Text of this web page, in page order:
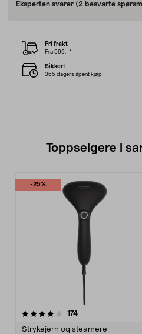
Eksperten svarer (2 besvarte
Fri frakt
Fra 599,–*
Sikkert
365 dagers åpent kjøp
Toppselgere i
-25%
174anmeldelser
Strykejern og steamere
4.0 av 5 stjerner